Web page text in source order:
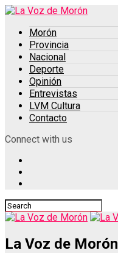
Morón
Provincia
Nacional
Deporte
Opinión
Entrevistas
LVM Cultura
Contacto
Connect with us
La Voz de Morón